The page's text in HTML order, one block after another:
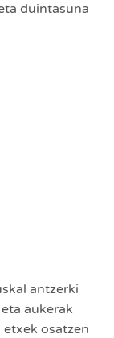
duintasuna
antzerki
aukerak
osatzen